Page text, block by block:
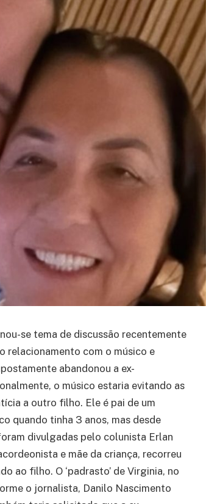
se tema de discussão recentemente
relacionamento com o músico e
abandonou a ex-
o músico estaria evitando as
a outro filho. Ele é pai de um
quando tinha 3 anos, mas desde
divulgadas pelo colunista Erlan
e mãe da criança, recorreu
ao filho. O ‘padrasto’ de Virginia, no
o jornalista, Danilo Nascimento